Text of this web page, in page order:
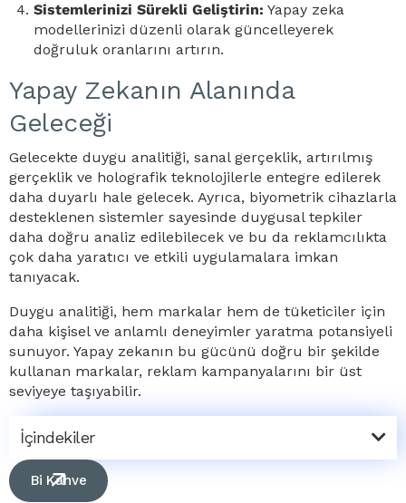
Sistemlerinizi Sürekli Geliştirin: Yapay zeka
modellerinizi düzenli olarak güncelleyerek
doğruluk oranlarını artırın.
Yapay Zekanın Alanında
Geleceği
Gelecekte duygu analitiği, sanal gerçeklik, artırılmış
gerçeklik ve holografik teknolojilerle entegre edilerek
daha duyarlı hale gelecek. Ayrıca, biyometrik cihazlarla
desteklenen sistemler sayesinde duygusal tepkiler
daha doğru analiz edilebilecek ve bu da reklamcılıkta
çok daha yaratıcı ve etkili uygulamalara imkan
tanıyacak.
Duygu analitiği, hem markalar hem de tüketiciler için
daha kişisel ve anlamlı deneyimler yaratma potansiyeli
sunuyor. Yapay zekanın bu gücünü doğru bir şekilde
kullanan markalar, reklam kampanyalarını bir üst
seviyeye taşıyabilir.
İçindekiler
Bi Kahve